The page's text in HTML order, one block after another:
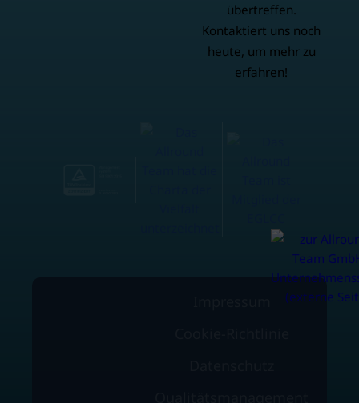
übertreffen.
Kontaktiert uns noch
heute, um mehr zu
erfahren!